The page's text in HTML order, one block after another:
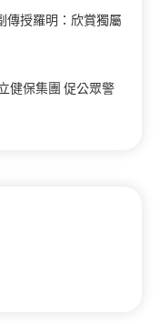
傳授羅明：欣賞獨屬
健保集團 促公眾警